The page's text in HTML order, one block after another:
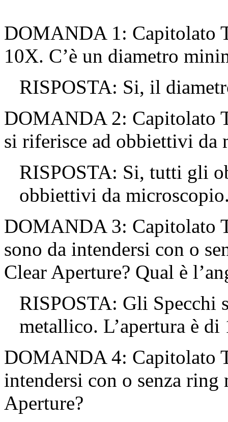
DOMANDA 1: Capitolato
10X. C’è un diametro
RISPOSTA: Si, il
DOMANDA 2: Capitolato
si riferisce ad obbiettivi da
RISPOSTA: Si, tutti gli
obbiettivi da
DOMANDA 3: Capitolato
sono da intendersi con o
Clear Aperture? Qual è
RISPOSTA: Gli Specchi
metallico. L’apertura è
DOMANDA 4: Capitolato
intendersi con o senza
Aperture?